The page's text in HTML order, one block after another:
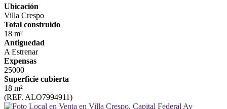
Ubicación
Villa Crespo
Total construido
18 m²
Antiguedad
A Estrenar
Expensas
25000
Superficie cubierta
18 m²
(REF. ALO7994911)